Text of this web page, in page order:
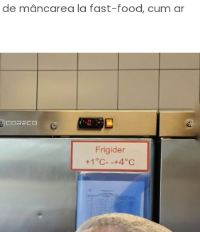
mâncarea la fast-food, cum ar